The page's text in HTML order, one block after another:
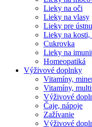
Lieky na oči
Lieky na vlasy
Lieky pre
Lieky na
Cukrovka
Lieky na
Homeopatiká
Výživové doplnky
Vitamíny,
Vitamíny,
Výživové
Čaje, nápoje
Zažívanie
Výživové